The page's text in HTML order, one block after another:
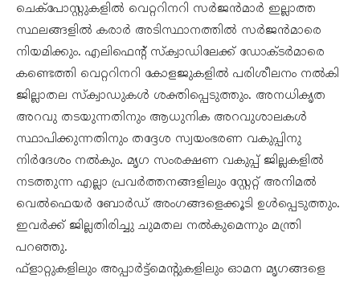
ചെക്പോസ്റ്റുകളിൽ വെറ്ററിനറി സർജൻമാർ ഇല്ലാത്ത
സ്ഥലങ്ങളിൽ കരാർ അടിസ്ഥാനത്തിൽ സർജൻമാരെ
നിയമിക്കും. എലിഫെന്റ് സ്‌ക്വാഡിലേക്ക് ഡോക്ടർമാരെ
കണ്ടെത്തി വെറ്ററിനറി കോളജുകളിൽ പരിശീലനം നൽകി
ജില്ലാതല സ്‌ക്വാഡുകൾ ശക്തിപ്പെടുത്തും. അനധികൃത
അറവു തടയുന്നതിനും ആധുനിക അറവുശാലകൾ
സ്ഥാപിക്കുന്നതിനും തദ്ദേശ സ്വയംഭരണ വകുപ്പിനു
നിർദേശം നൽകും. മൃഗ സംരക്ഷണ വകുപ്പ് ജില്ലകളിൽ
നടത്തുന്ന എല്ലാ പ്രവർത്തനങ്ങളിലും സ്റ്റേറ്റ് അനിമൽ
വെൽഫെയർ ബോർഡ് അംഗങ്ങളെക്കൂടി ഉൾപ്പെടുത്തും.
ഇവർക്ക് ജില്ലതിരിച്ചു ചുമതല നൽകുമെന്നും മന്ത്രി
പറഞ്ഞു.
ഫ്ളാറ്റുകളിലും അപ്പാർട്ട്മെന്റുകളിലും ഓമന മൃഗങ്ങളെ